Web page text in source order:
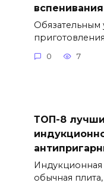
Обязательным
0 7
ТОП-8
Индукционная
обычная